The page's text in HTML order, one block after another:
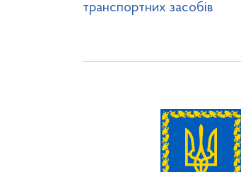
транспортних засобів